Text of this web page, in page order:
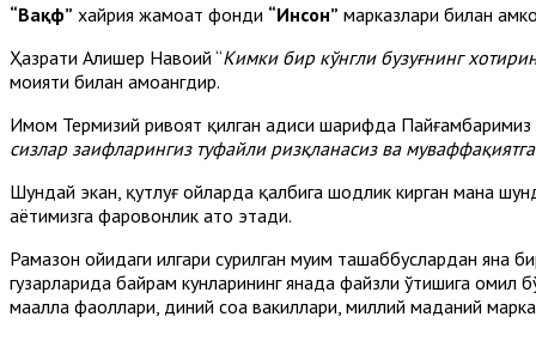
“Вақф” хайрия жамоат фонди “Инсон” марказлари билан
Ҳазрати Алишер Навоий “Кимки бир кўнгли бузуғнинг
моҳияти билан ҳамоҳангдир.
Имом Термизий ривоят қилган ҳадиси шарифда Пайғамбаримиз
сизлар заифларингиз туфайли ризқланасиз ва
Шундай экан, қутлуғ ойларда қалбига шодлик кирган мана
ҳаётимизга фаровонлик ато этади.
Рамазон ойидаги илгари сурилган муҳим ташаббуслардан яна
гузарларида байрам кунларининг янада файзли ўтишига
маҳалла фаоллари, диний соҳа вакиллари, миллий маданий